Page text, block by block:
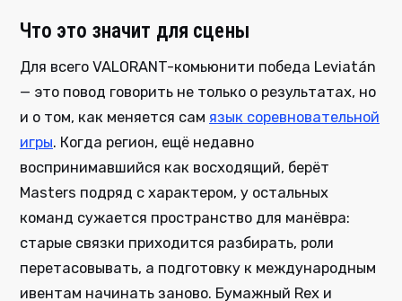
Что это значит для сцены
Для всего VALORANT-комьюнити победа Leviatán
— это повод говорить не только о результатах, но
и о том, как меняется сам язык соревновательной
игры. Когда регион, ещё недавно
воспринимавшийся как восходящий, берёт
Masters подряд с характером, у остальных
команд сужается пространство для манёвра:
старые связки приходится разбирать, роли
перетасовывать, а подготовку к международным
ивентам начинать заново. Бумажный Rex и